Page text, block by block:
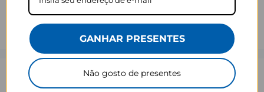
Opinião dos consumidores
GANHAR PRESENTES
Não gosto de presentes